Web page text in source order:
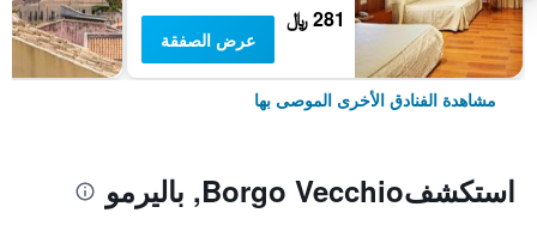
281 ﷼
عرض الصفقة
مشاهدة الفنادق الأخرى الموصى بها
استكشفBorgo Vecchio, باليرمو